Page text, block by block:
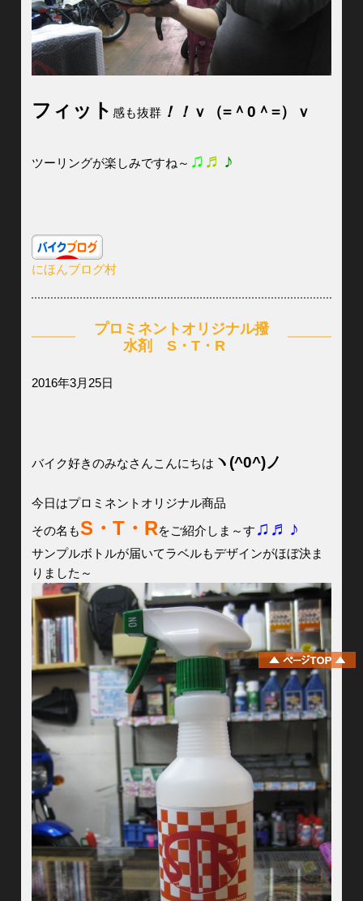
フィット 感も抜群！！ ｖ（=＾0＾=）ｖ
ツーリングが楽しみですね～ ♫ ♬ ♪
にほんブログ村
プロミネントオリジナル撥
水剤 S・T・R
2016年3月25日
バイク好きのみなさんこんにちは ヽ(^0^)ノ
今日はプロミネントオリジナル商品
その名もS・T・Rをご紹介しま～す ♫♬♪
サンプルボトルが届いてラベルもデザインがほぼ決ま
りました～
ページ上部へ